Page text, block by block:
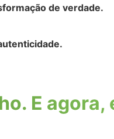
de verdade.
E